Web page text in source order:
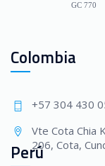
GC 770
Colombia
+57 304 430
Vte Cota Chia
206, Cota,
Perú